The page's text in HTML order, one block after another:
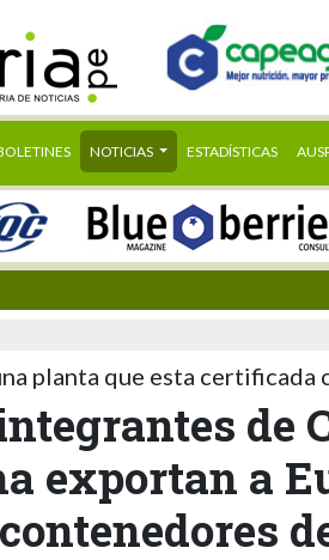
NOTICIAS ESTADÍSTICAS
planta que esta
de
exportan a